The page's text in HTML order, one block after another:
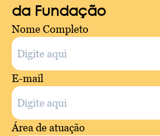
da Fundação
Nome Completo
E-mail
Área de atuação